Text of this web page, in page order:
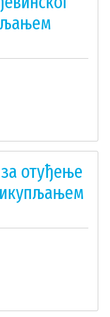
за отуђење